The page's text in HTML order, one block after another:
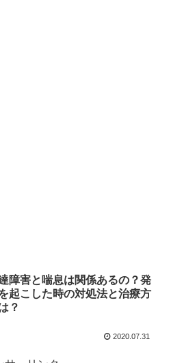
障害と喘息は関係あるの？発
起こした時の対処法と治療方
？
2020.07.31